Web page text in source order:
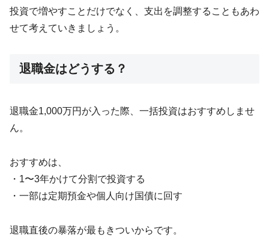
投資で増やすことだけでなく、支出を調整することもあわ
せて考えていきましょう。
退職金はどうする？
退職金1,000万円が入った際、一括投資はおすすめしませ
ん。
おすすめは、
・1〜3年かけて分割で投資する
・一部は定期預金や個人向け国債に回す
退職直後の暴落が最もきついからです。